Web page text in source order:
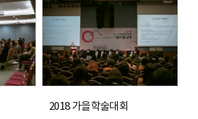
2018 가을학술대회